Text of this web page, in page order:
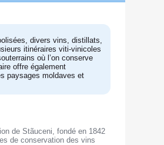
divers vins, distillats,
itinéraires viti-vinicoles
où l’on conserve
offre également
paysages moldaves et
de Stãuceni, fondé en 1842
de conservation des vins